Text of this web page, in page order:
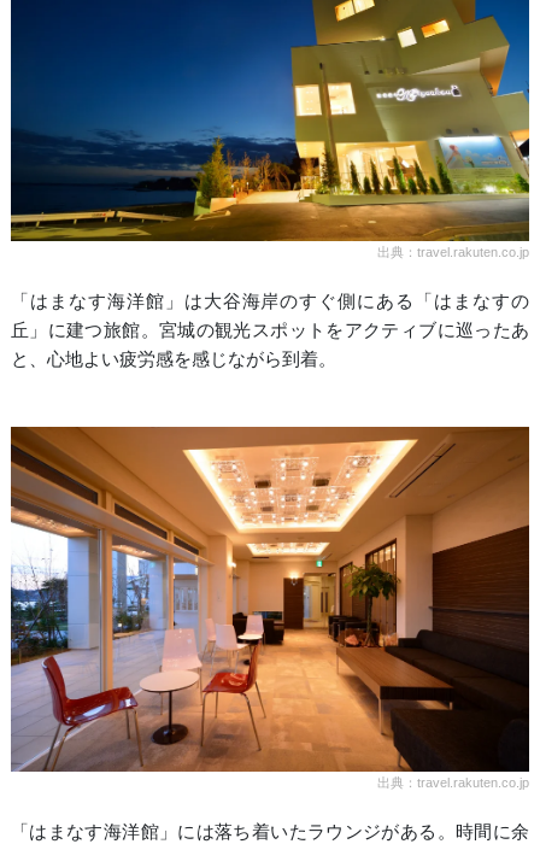
出典：travel.rakuten.co.jp
「はまなす海洋館」は大谷海岸のすぐ側にある「はまなすの
丘」に建つ旅館。宮城の観光スポットをアクティブに巡ったあ
と、心地よい疲労感を感じながら到着。
出典：travel.rakuten.co.jp
「はまなす海洋館」には落ち着いたラウンジがある。時間に余